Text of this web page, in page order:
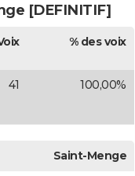
[DEFINITIF]
% des voix
41 100,00%
Saint-Menge